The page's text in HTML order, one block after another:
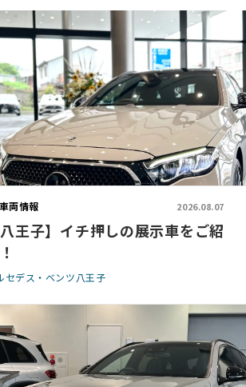
車両情報 2026.08.07
八王子】イチ押しの展示車をご紹
セデス・ベンツ八王子